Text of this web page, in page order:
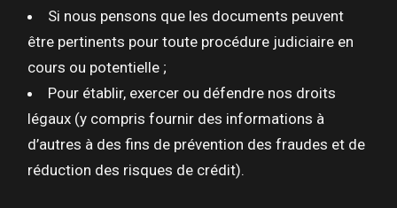
Si nous pensons que les documents peuvent
être pertinents pour toute procédure judiciaire en
cours ou potentielle ;
Pour établir, exercer ou défendre nos droits
légaux (y compris fournir des informations à
d’autres à des fins de prévention des fraudes et de
réduction des risques de crédit).